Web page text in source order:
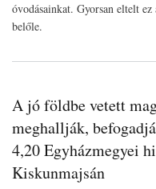
óvodásainkat. Gyorsan eltelt
belőle.
A jó földbe vetett
meghallják,
4,20 Egyházmegyei
Kiskunmajsán